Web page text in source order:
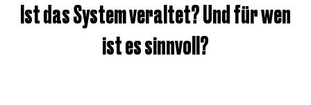
Ist das System veraltet? Und für wen
ist es sinnvoll?